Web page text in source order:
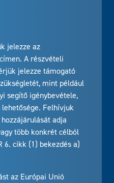
jelezze az
A részvételi
jelezze támogató
mint például
segítő igénybevétele,
Felhívjuk
adja
több konkrét célból
6. cikk (1) bekezdés a)
az Európai Unió